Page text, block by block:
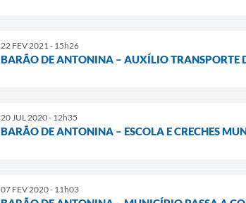
22 FEV 2021 - 15h26
BARÃO DE ANTONINA – AUXÍLIO TRANSPORTE
20 JUL 2020 - 12h35
BARÃO DE ANTONINA – ESCOLA E CRECHES
07 FEV 2020 - 11h03